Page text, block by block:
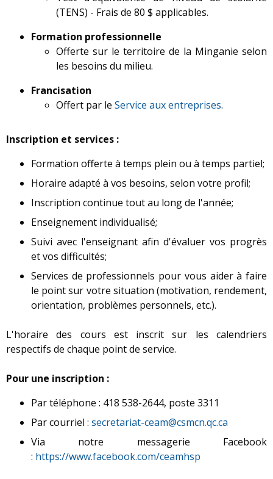
(TENS) - Frais de 80 $ applicables.
Formation professionnelle
Offerte sur le territoire de la Minganie selon
les besoins du milieu.
Francisation
Offert par le Service aux entreprises.
Inscription et services :
Formation offerte à temps plein ou à temps partiel;
Horaire adapté à vos besoins, selon votre profil;
Inscription continue tout au long de l'année;
Enseignement individualisé;
Suivi avec l'enseignant afin d'évaluer vos progrès
et vos difficultés;
Services de professionnels pour vous aider à faire
le point sur votre situation (motivation, rendement,
orientation, problèmes personnels, etc.).
L'horaire des cours est inscrit sur les calendriers
respectifs de chaque point de service.
Pour une inscription :
Par téléphone : 418 538-2644, poste 3311
Par courriel : secretariat-ceam@csmcn.qc.ca
Via notre messagerie Facebook
: https://www.facebook.com/ceamhsp